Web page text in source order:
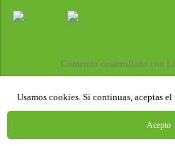
Usamos cookies. Si continuas, aceptas
Acepto
Comercio desarrollado con